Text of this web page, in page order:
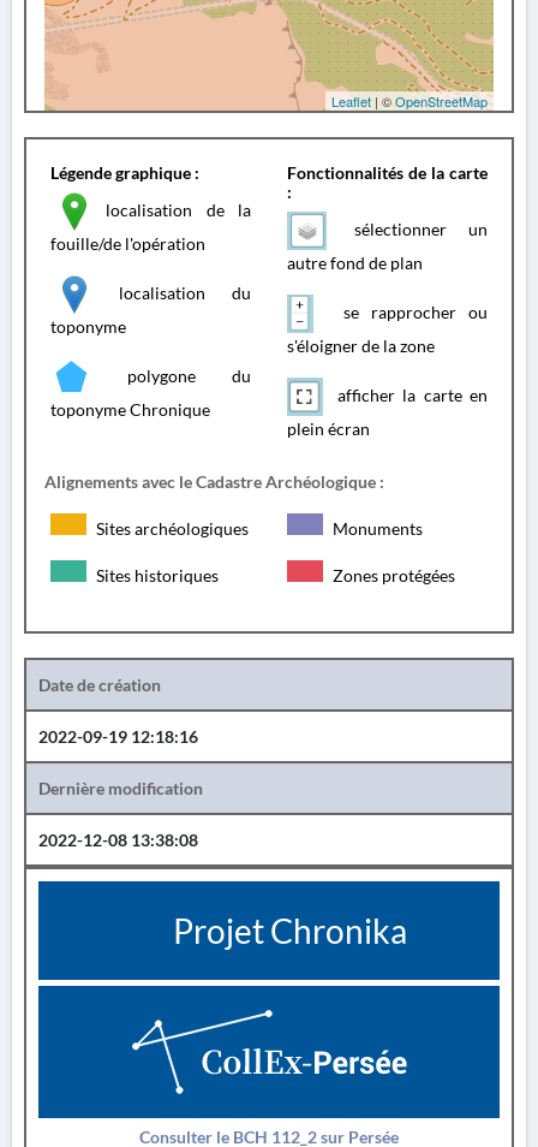
Leaflet | ©OpenStreetMap
Légende graphique :
localisation de la
fouille/de l'opération
localisation du
toponyme
polygone du
toponyme Chronique
Fonctionnalités de la carte
:
sélectionner un
autre fond de plan
se rapprocher ou
s'éloigner de la zone
afficher la carte en
plein écran
Alignements avec le Cadastre Archéologique :
Sites archéologiques Monuments
Sites historiques Zones protégées
Date de création
2022-09-19 12:18:16
Dernière modification
2022-12-08 13:38:08
Projet Chronika
Consulter le BCH 112_2 sur Persée